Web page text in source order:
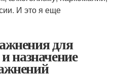
И это я еще
для
назначение